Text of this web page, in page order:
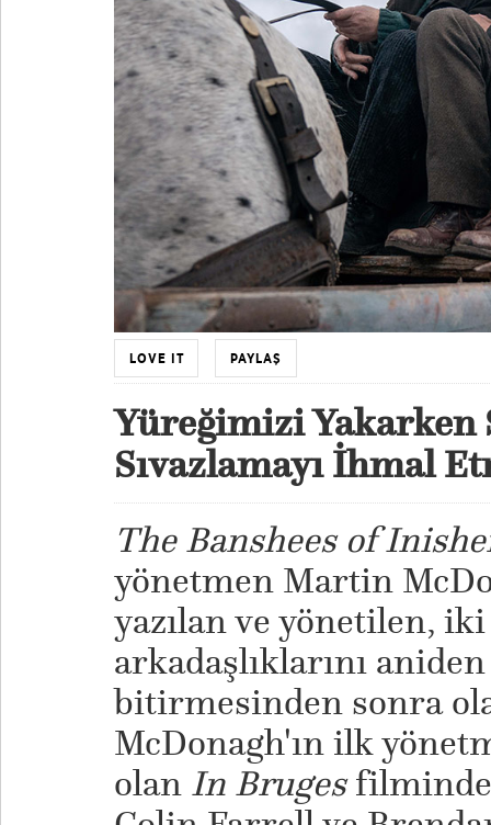
LOVE IT PAYLAŞ
Yüreğimizi Yakarken
Sıvazlamayı İhmal
The Banshees of
yönetmen Martin
yazılan ve yönetilen,
arkadaşlıklarını
bitirmesinden sonra
McDonagh'ın ilk
olan In Brugesfilminde